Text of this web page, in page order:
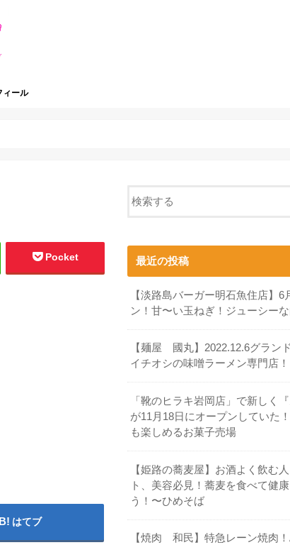
ィール
Pocket
はてブ
最近の投稿
【淡路島バーガー明石魚住店】6
ン！甘〜い玉ねぎ！ジューシーな
【麺屋 國丸】2022.12.6グラン
イチオシの味噌ラーメン専門店！
「靴のヒラキ岩岡店」で新しく『
が11月18日にオープンしていた
も楽しめるお菓子売場
【姫路の蕎麦屋】お酒よく飲む
ト、美容必見！蕎麦を食べて健
う！〜ひめそば
【焼肉 和民】特急レーン焼肉